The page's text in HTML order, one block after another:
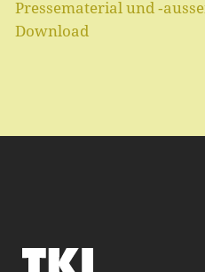
Pressematerial und
Download